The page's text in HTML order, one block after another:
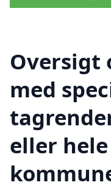
Oversigt
med
eller